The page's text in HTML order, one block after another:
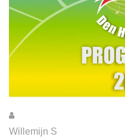
Willemijn S